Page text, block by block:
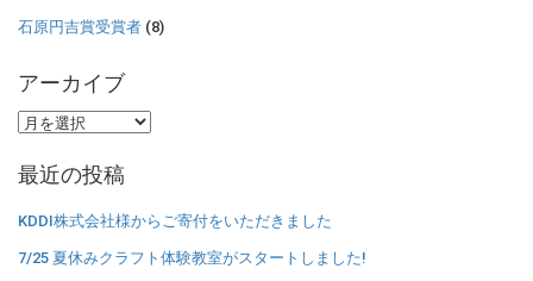
石原円吉賞受賞者 (8)
アーカイブ
ア
カ
最近の投稿
KDDI株式会社様からご寄付をいただきました
7/25 夏休みクラフト体験教室がスタートしました!